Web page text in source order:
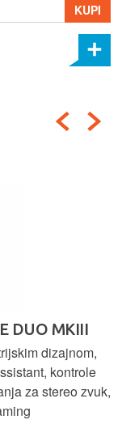
KUPI
DUO MKIII
dizajnom,
kontrole
za stereo zvuk,